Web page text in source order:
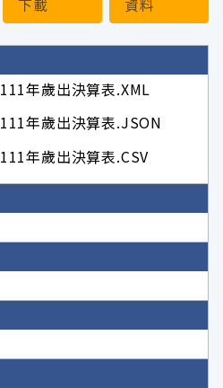
111年歲出決算表.XML
111年歲出決算表.JSON
111年歲出決算表.CSV